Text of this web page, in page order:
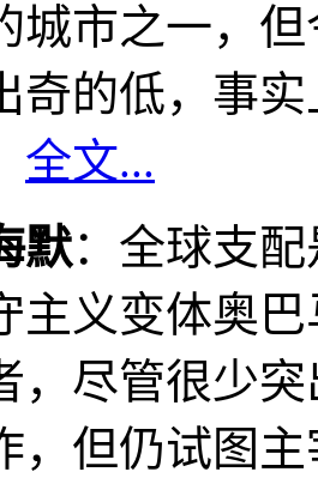
城市之一，
奇的低，事
全文...
默：全球支
主义变体奥
，尽管很少
，但仍试图